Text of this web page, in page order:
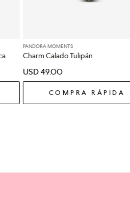
PANDORA MOMENTS
Charm Calado Tulipán
USD 49.00
COMPRA RÁPIDA